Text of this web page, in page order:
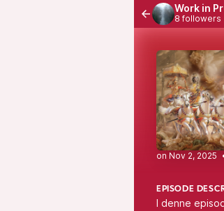
Work in
8 followers
EPISODE
I denne